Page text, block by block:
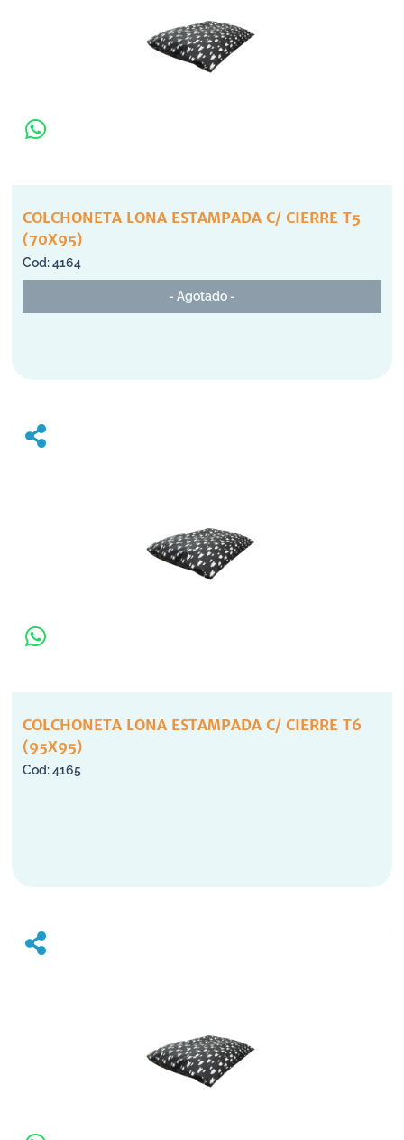
COLCHONETA LONA ESTAMPADA C/ CIERRE T5
(70X95)
4164
- Agotado -
COLCHONETA LONA ESTAMPADA C/ CIERRE T6
(95X95)
4165